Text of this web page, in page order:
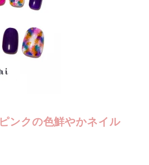
ンクの色鮮やかネイル